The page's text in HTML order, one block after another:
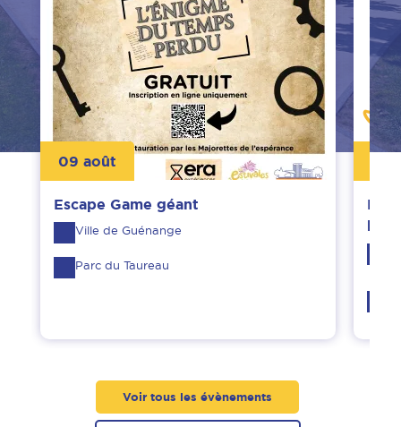
09 août
Escape Game géant
Ville de Guénange
Parc du Taureau
Voir tous les évènements